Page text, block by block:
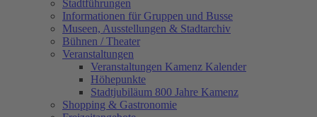
Stadtführungen
Informationen für Gruppen und Busse
Museen, Ausstellungen & Stadtarchiv
Bühnen / Theater
Veranstaltungen
Veranstaltungen Kamenz Kalender
Höhepunkte
Stadtjubiläum 800 Jahre Kamenz
Shopping & Gastronomie